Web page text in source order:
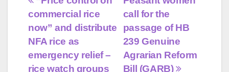
navigation
call for the
passage of HB
239 Genuine
Agrarian Reform
Bill (GARB)
commercial rice
now” and distribute
NFA rice as
emergency relief –
rice watch groups